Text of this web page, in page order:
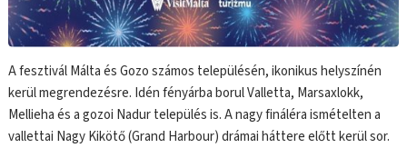
A fesztivál Málta és Gozo számos településén, ikonikus helyszínén
kerül megrendezésre. Idén fényárba borul Valletta, Marsaxlokk,
Mellieha és a gozoi Nadur település is. A nagy fináléra ismételten a
vallettai Nagy Kikötő (Grand Harbour) drámai háttere előtt kerül sor.